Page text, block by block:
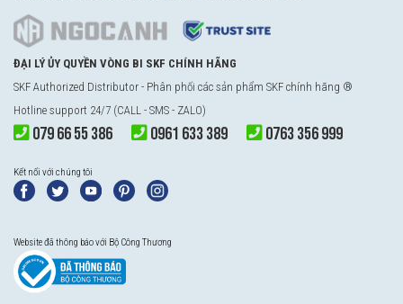
ĐẠI LÝ ỦY QUYỀN VÒNG BI SKF CHÍNH HÃNG
SKF Authorized Distributor - Phân phối các sản phẩm SKF chính hãng ®
Hotline support 24/7 (CALL - SMS - ZALO)
079 66 55 386 0961 633 389 0763 356 999
Kết nối với chúng tôi
Website đã thông báo với Bộ Công Thương